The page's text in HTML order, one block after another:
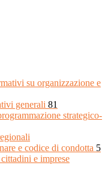
su organizzazione e
generali 81
strategico-
e codice di condotta 5
e imprese